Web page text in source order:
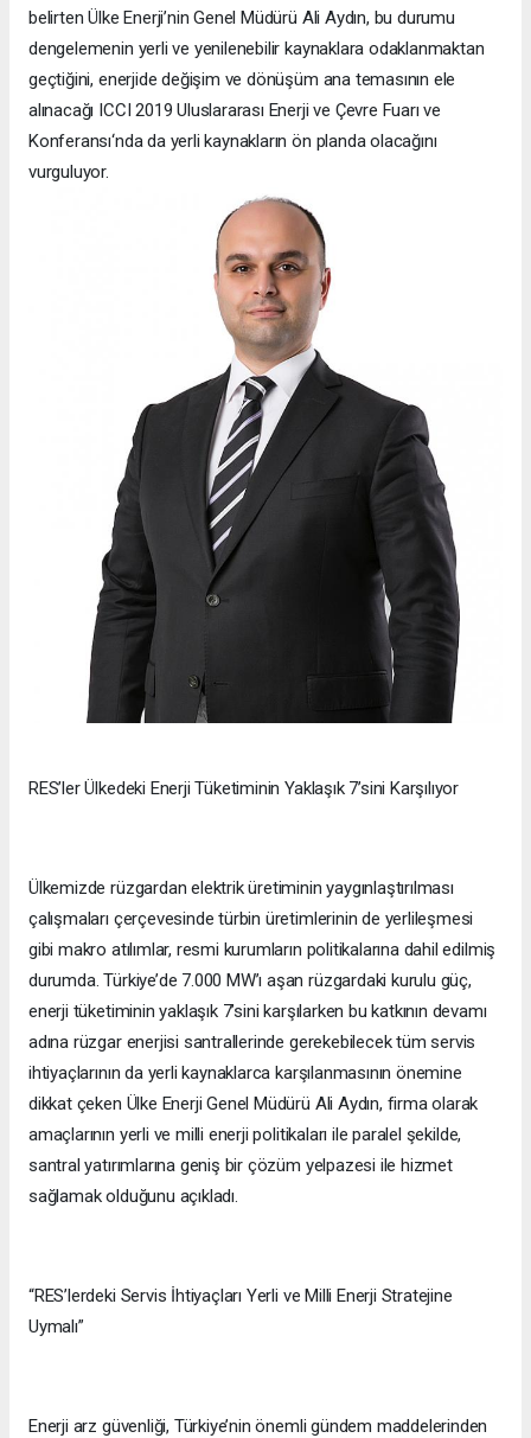
belirten Ülke Enerji’nin Genel Müdürü Ali Aydın, bu durumu
dengelemenin yerli ve yenilenebilir kaynaklara odaklanmaktan
geçtiğini, enerjide değişim ve dönüşüm ana temasının ele
alınacağı ICCI 2019 Uluslararası Enerji ve Çevre Fuarı ve
Konferansı‘nda da yerli kaynakların ön planda olacağını
vurguluyor.
RES’ler Ülkedeki Enerji Tüketiminin Yaklaşık 7’sini Karşılıyor
Ülkemizde rüzgardan elektrik üretiminin yaygınlaştırılması
çalışmaları çerçevesinde türbin üretimlerinin de yerlileşmesi
gibi makro atılımlar, resmi kurumların politikalarına dahil edilmiş
durumda. Türkiye’de 7.000 MW’ı aşan rüzgardaki kurulu güç,
enerji tüketiminin yaklaşık 7’sini karşılarken bu katkının devamı
adına rüzgar enerjisi santrallerinde gerekebilecek tüm servis
ihtiyaçlarının da yerli kaynaklarca karşılanmasının önemine
dikkat çeken Ülke Enerji Genel Müdürü Ali Aydın, firma olarak
amaçlarının yerli ve milli enerji politikaları ile paralel şekilde,
santral yatırımlarına geniş bir çözüm yelpazesi ile hizmet
sağlamak olduğunu açıkladı.
“RES’lerdeki Servis İhtiyaçları Yerli ve Milli Enerji Stratejine
Uymalı”
Enerji arz güvenliği, Türkiye’nin önemli gündem maddelerinden